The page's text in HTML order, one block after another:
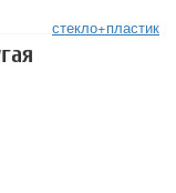
стекло+пластик